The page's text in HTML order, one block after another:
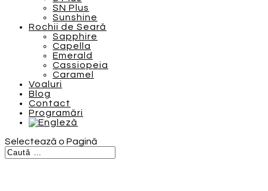
SN Plus
Sunshine
Rochii de Seară
Sapphire
Capella
Emerald
Cassiopeia
Caramel
Voaluri
Blog
Contact
Programări
Selectează o Pagină